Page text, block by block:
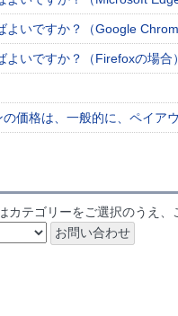
いですか？（Google
いですか？（Firefoxの場合）
価格は、一般的に、ペイア
カテゴリーをご選択のうえ、